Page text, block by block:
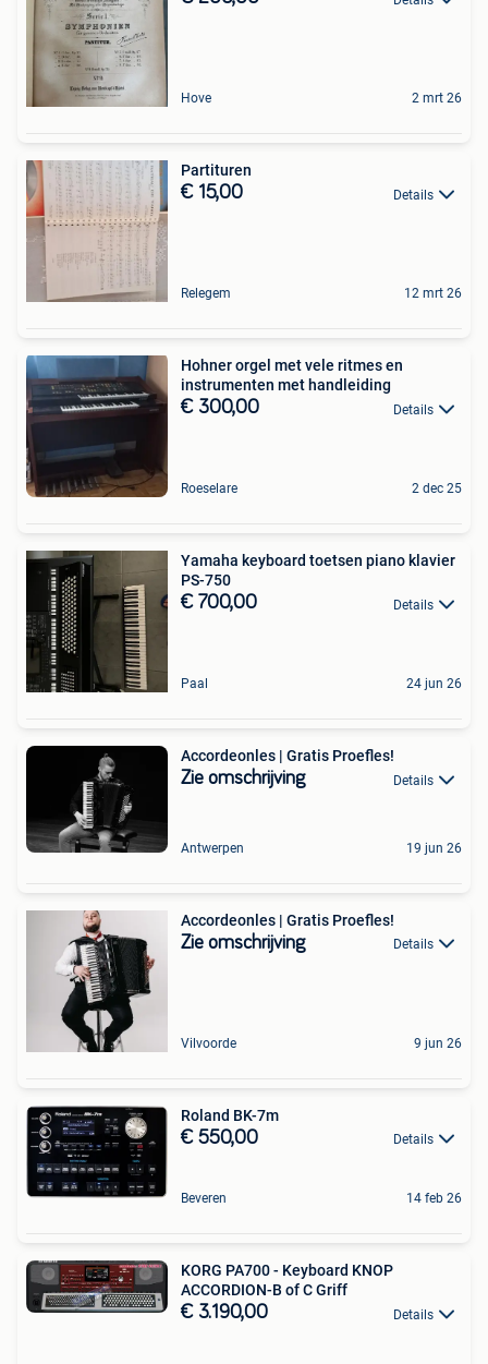
Hove 2 mrt 26
Partituren
€ 15,00 Details
Relegem 12 mrt 26
Hohner orgel met vele ritmes en
instrumenten met handleiding
€ 300,00 Details
Roeselare 2 dec 25
Yamaha keyboard toetsen piano klavier
PS-750
€ 700,00 Details
Paal 24 jun 26
Accordeonles | Gratis Proefles!
Zie omschrijving Details
Antwerpen 19 jun 26
Accordeonles | Gratis Proefles!
Zie omschrijving Details
Vilvoorde 9 jun 26
Roland BK-7m
€ 550,00 Details
Beveren 14 feb 26
KORG PA700 - Keyboard KNOP
ACCORDION-B of C Griff
€ 3.190,00 Details